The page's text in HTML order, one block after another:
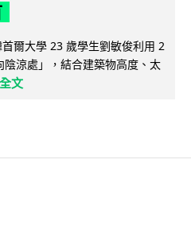
首爾大學 23 歲學生劉敏俊利用 2
涼處」，結合建築物高度、太
文